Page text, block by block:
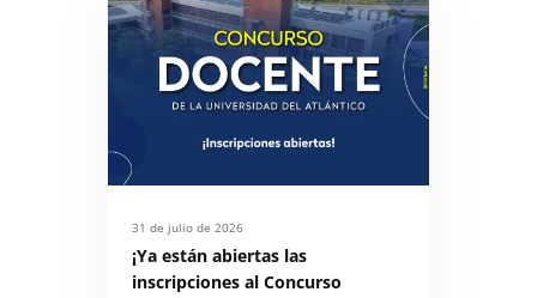
31 de julio de 2026
¡Ya están abiertas las
inscripciones al Concurso